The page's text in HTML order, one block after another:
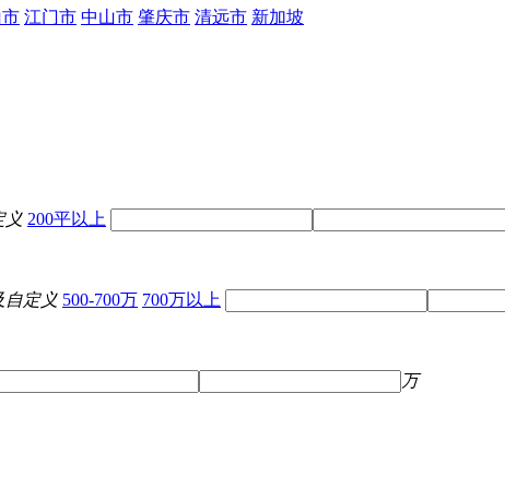
江门市 中山市 肇庆市 清远市 新加坡
义 200平以上
自定义 500-700万 700万以上
万